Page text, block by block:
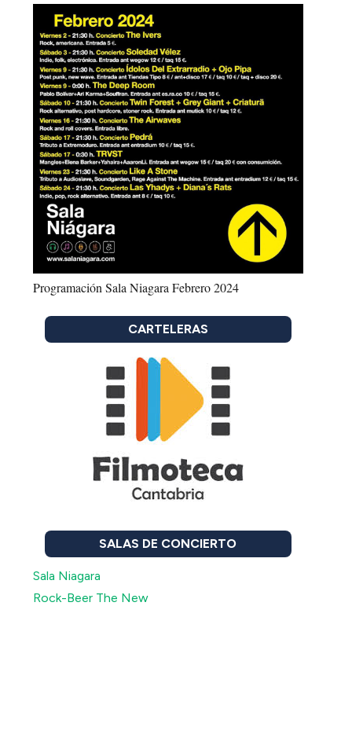
Programación Sala Niagara Febrero 2024
CARTELERAS
SALAS DE CONCIERTO
Sala Niagara
Rock-Beer The New